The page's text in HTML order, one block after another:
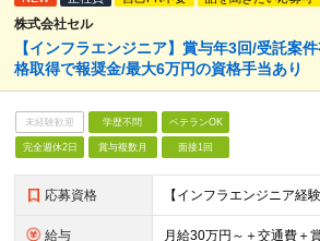
株式会社セル
【インフラエンジニア】賞与年3回/受託案
格取得で報奨金/最大6万円の資格手当あり
未経験歓迎 学歴不問 ベテランOK
完全週休2日 賞与複数月 面接1回
応募資格
給与